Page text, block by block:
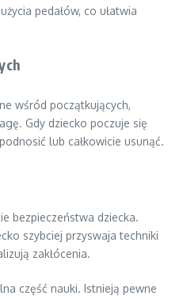
pedałów, co ułatwia
wśród początkujących,
Gdy dziecko poczuje się
lub całkowicie usunąć.
bezpieczeństwa dziecka.
szybciej przyswaja techniki
zakłócenia.
część nauki. Istnieją pewne